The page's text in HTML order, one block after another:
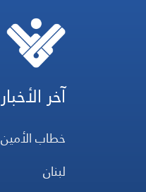
آخر الأخبار
خطاب الأمين
لبنان